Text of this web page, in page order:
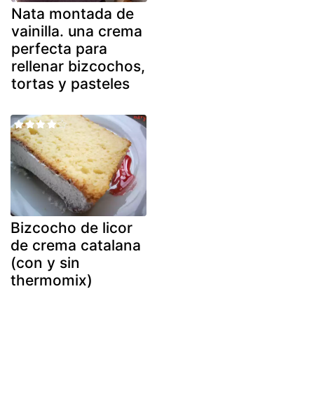
Nata montada de
vainilla. una crema
perfecta para
rellenar bizcochos,
tortas y pasteles
Bizcocho de licor
de crema catalana
(con y sin
thermomix)